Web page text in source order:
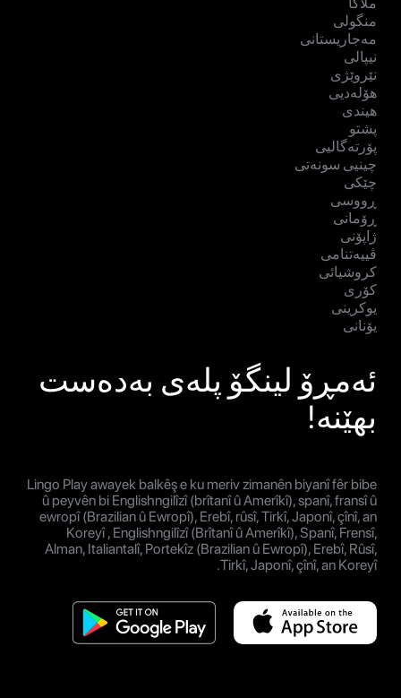
منگولی
مەجاریستانی
نیپالی
نێروێژی
هۆلەدیی
هیندی
پشتو
پۆرتەگالیی
چینیی سونەتی
چێکی
ڕووسی
ڕۆمانی
ژاپۆنی
ڤییەتنامی
کروشیائی
کۆری
یوکرینی
یۆنانی
ئەمڕۆ لینگۆ پلەی بەدەست
بهێنە!
Lingo Play awayek balkêş e ku meriv zimanên biyanî fêr bibe
û peyvên bi Englishngilîzî (brîtanî û Amerîkî), spanî, fransî û
ewropî (Brazilian û Ewropî), Erebî, rûsî, Tirkî, Japonî, çînî, an
Koreyî , Englishngilîzî (Brîtanî û Amerîkî), Spanî, Frensî,
Alman, Italiantalî, Portekîz (Brazilian û Ewropî), Erebî, Rûsî,
Tirkî, Japonî, çînî, an Koreyî.